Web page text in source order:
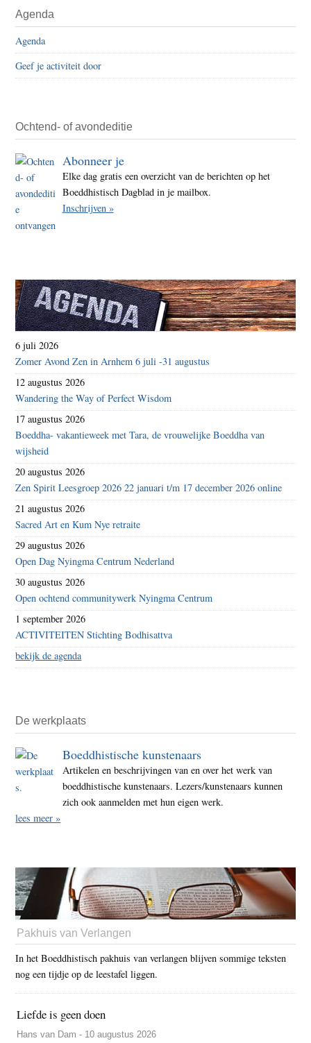
Agenda
Agenda
Geef je activiteit door
Ochtend- of avondeditie
Abonneer je
Elke dag gratis een overzicht van de berichten op het
Boeddhistisch Dagblad in je mailbox.
Inschrijven »
6 juli 2026
Zomer Avond Zen in Arnhem 6 juli -31 augustus
12 augustus 2026
Wandering the Way of Perfect Wisdom
17 augustus 2026
Boeddha- vakantieweek met Tara, de vrouwelijke Boeddha van
wijsheid
20 augustus 2026
Zen Spirit Leesgroep 2026 22 januari t/m 17 december 2026 online
21 augustus 2026
Sacred Art en Kum Nye retraite
29 augustus 2026
Open Dag Nyingma Centrum Nederland
30 augustus 2026
Open ochtend communitywerk Nyingma Centrum
1 september 2026
ACTIVITEITEN Stichting Bodhisattva
bekijk de agenda
De werkplaats
Boeddhistische kunstenaars
Artikelen en beschrijvingen van en over het werk van
boeddhistische kunstenaars. Lezers/kunstenaars kunnen
zich ook aanmelden met hun eigen werk.
lees meer »
Pakhuis van Verlangen
In het Boeddhistisch pakhuis van verlangen blijven sommige teksten
nog een tijdje op de leestafel liggen.
Liefde is geen doen
Hans van Dam - 10 augustus 2026